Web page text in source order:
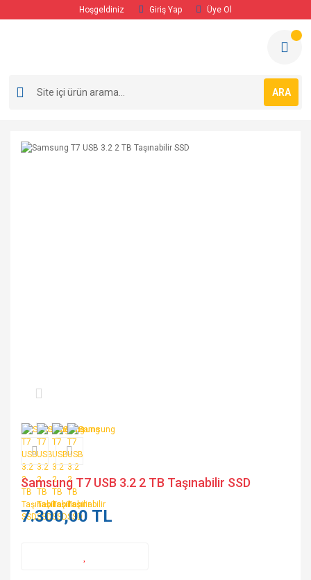
Hoşgeldiniz Giriş Yap Üye Ol
ARA
Samsung T7 USB 3.2 2 TB Taşınabilir SSD
7.300,00 TL